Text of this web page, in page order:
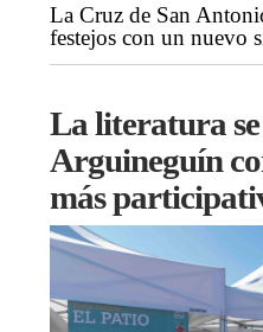
La Cruz de San
festejos con un nuevo
La literatura
Arguineguín
más